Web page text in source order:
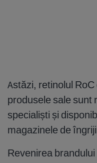
Astăzi, retinolul
produsele sale sunt
specialiști și
magazinele de
Revenirea